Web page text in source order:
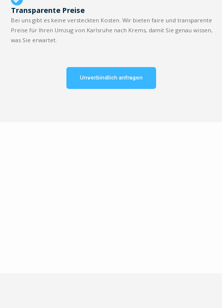
Transparente Preise
Bei uns gibt es keine versteckten Kosten. Wir bieten faire und transparente
Preise für Ihren Umzug von Karlsruhe nach Krems, damit Sie genau wissen,
was Sie erwartet.
Unverbindlich anfragen